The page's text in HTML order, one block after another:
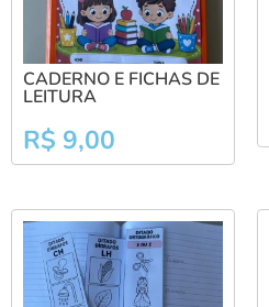
CADERNO E FICHAS DE
LEITURA
R$ 9,00